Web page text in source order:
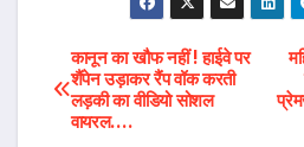
Post
navigation
कानून का खौफ नहीं ! हाईवे पर
शैंपेन उड़ाकर रैंप वॉक करती
लड़की का वीडियो सोशल
वायरल….